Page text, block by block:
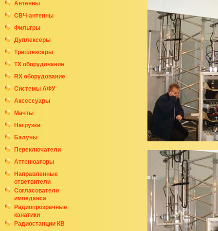
Антенны
СВЧ-антенны
Фильтры
Дуплексеры
Триплексеры
ТХ оборудование
RX оборудование
Системы АФУ
Аксессуары
Мачты
Нагрузки
Балуны
Переключатели
Аттенюаторы
Направленные
ответвители
Согласователи
импеданса
Радиопрозрачные
канатики
Радиостанции КВ